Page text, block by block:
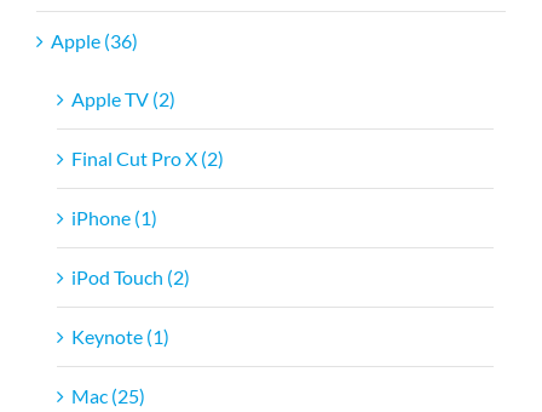
Apple (36)
Apple TV (2)
Final Cut Pro X (2)
iPhone (1)
iPod Touch (2)
Keynote (1)
Mac (25)